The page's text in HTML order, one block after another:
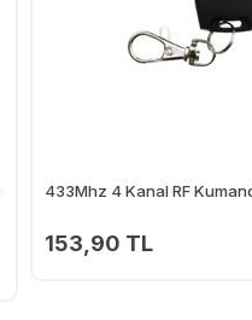
433Mhz 4 Kanal RF
153,90 TL